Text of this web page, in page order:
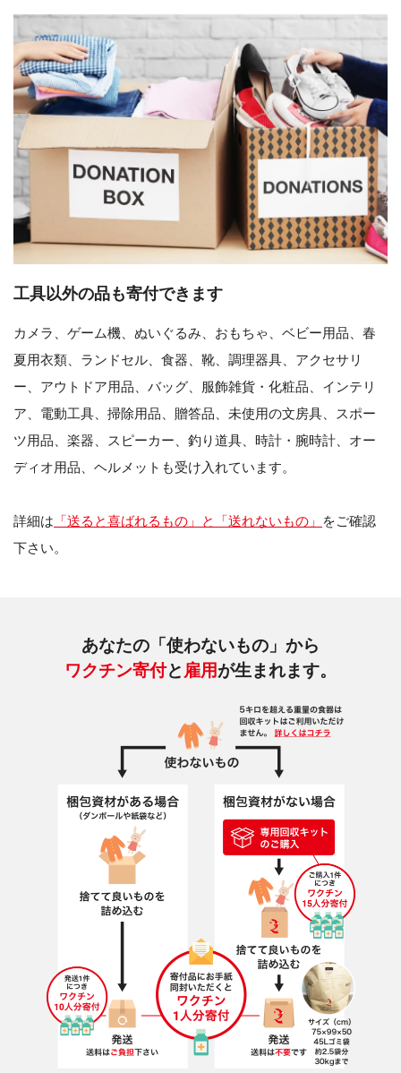
工具以外の品も寄付できます
カメラ、ゲーム機、ぬいぐるみ、おもちゃ、ベビー用品、春
夏用衣類、ランドセル、食器、靴、調理器具、アクセサリ
ー、アウトドア用品、バッグ、服飾雑貨・化粧品、インテリ
ア、電動工具、掃除用品、贈答品、未使用の文房具、スポー
ツ用品、楽器、スピーカー、釣り道具、時計・腕時計、オー
ディオ用品、ヘルメットも受け入れています。
詳細は 「送ると喜ばれるもの」と「送れないもの」
をご確認
下さい。
あなたの「使わないもの」から
ワクチン寄付と雇用が生まれます。